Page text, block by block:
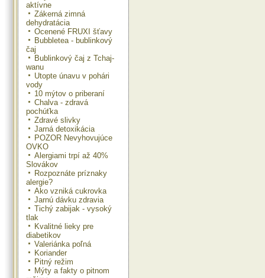
aktívne
Zákerná zimná
dehydratácia
Ocenené FRUXI šťavy
Bubbletea - bublinkový
čaj
Bublinkový čaj z Tchaj-
wanu
Utopte únavu v pohári
vody
10 mýtov o priberaní
Chalva - zdravá
pochúťka
Zdravé slivky
Jarná detoxikácia
POZOR Nevyhovujúce
OVKO
Alergiami trpí až 40%
Slovákov
Rozpoznáte príznaky
alergie?
Ako vzniká cukrovka
Jarnú dávku zdravia
Tichý zabijak - vysoký
tlak
Kvalitné lieky pre
diabetikov
Valeriánka poľná
Koriander
Pitný režim
Mýty a fakty o pitnom